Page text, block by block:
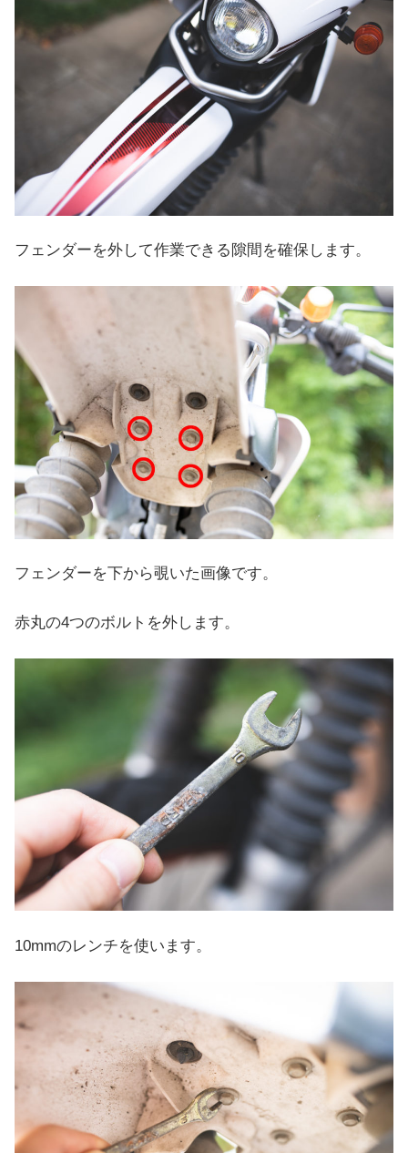
フェンダーを外して作業できる隙間を確保します。
フェンダーを下から覗いた画像です。
赤丸の4つのボルトを外します。
10mmのレンチを使います。